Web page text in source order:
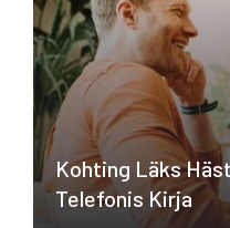
Kohting Läks
Telefonis Kirja